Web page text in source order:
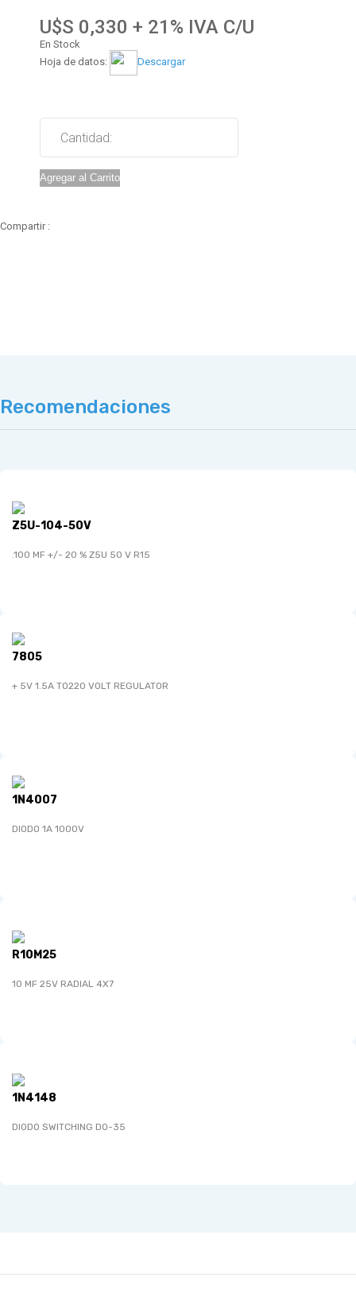
U$S 0,330 + 21% IVA C/U
En Stock
Hoja de datos:
Descargar
Cantidad:
Agregar al Carrito
Compartir :
Recomendaciones
Z5U-104-50V
.100 MF +/- 20 % Z5U 50 V R15
7805
+ 5V 1.5A TO220 VOLT REGULATOR
1N4007
DIODO 1A 1000V
R10M25
10 MF 25V RADIAL 4X7
1N4148
DIODO SWITCHING DO-35